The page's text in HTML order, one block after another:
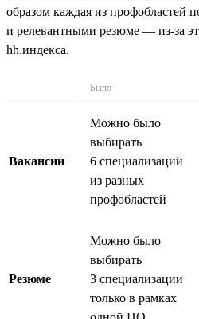
образом каждая из профобластей
и релевантными резюме — из-за
hh.индекса.
Было
Вакансии
Можно было
выбирать
6 специализаций
из разных
профобластей
Резюме
Можно было
выбирать
3 специализации
только в рамках